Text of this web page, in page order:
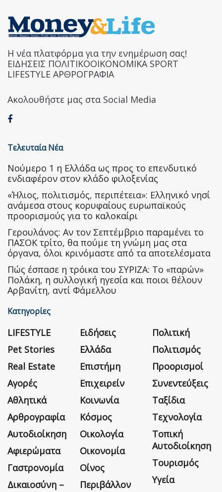
Η νέα πλατφόρμα για την ενημέρωση σας!
ΕΙΔΗΣΕΙΣ ΠΟΛΙΤΙΚΟΟΙΚΟΝΟΜΙΚΑ SPORT
LIFESTYLE ΑΡΘΡΟΓΡΑΦΙΑ
Ακολουθήστε μας στα Social Media
Τελευταία Νέα
Nούμερο 1 η Ελλάδα ως προς το επενδυτικό
ενδιαφέρον στον κλάδο φιλοξενίας
«Ήλιος, πολιτισμός, περιπέτεια»: Ελληνικό νησί
ανάμεσα στους κορυφαίους ευρωπαϊκούς
προορισμούς για το καλοκαίρι
Γερουλάνος: Αν τον Σεπτέμβριο παραμένει το
ΠΑΣΟΚ τρίτο, θα πούμε τη γνώμη μας στα
όργανα, όλοι κρινόμαστε από τα αποτελέσματα
Πώς έσπασε η τρόικα του ΣΥΡΙΖΑ: Το «παρών»
Πολάκη, η συλλογική ηγεσία και ποιοι θέλουν
Αρβανίτη, αντί Φάμελλου
Κατηγορίες
LIFESTYLE
Pet Stories
Real Estate
Αγορές
Αθλητικά
Αρθρογραφία
Αυτοδιοίκηση
Αφιερώματα
Γαστρονομία
Δικαιοσύνη –
Ειδήσεις
Ελλάδα
Επιστήμη
Επιχειρείν
Κοινωνία
Κόσμος
Οικολογία
Οικονομία
Οίνος
Περιβάλλον
Πολιτική
Πολιτισμός
Προορισμοί
Συνεντεύξεις
Ταξίδια
Τεχνολογία
Τοπική
Αυτοδιοίκηση
Τουρισμός
Υγεία